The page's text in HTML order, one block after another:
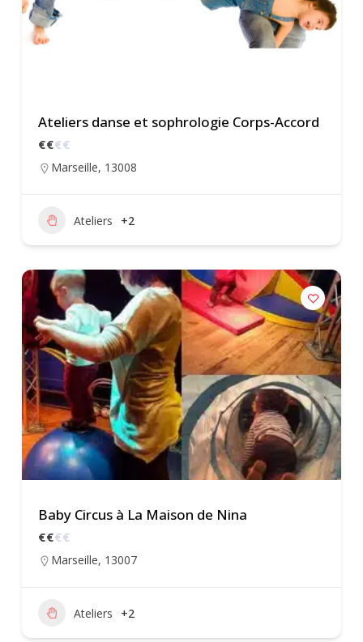
Ateliers danse et sophrologie Corps-Accord
€€€€
Marseille, 13008
Ateliers +2
Baby Circus à La Maison de Nina
€€€€
Marseille, 13007
Ateliers +2